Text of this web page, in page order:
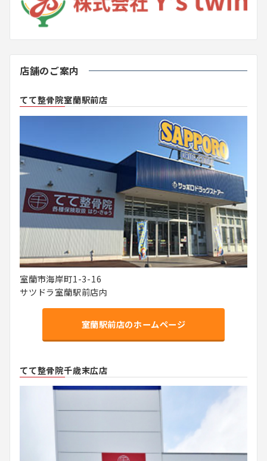
店舗のご案内
てて整骨院室蘭駅前店
室蘭市海岸町1-3-16
サツドラ室蘭駅前店内
室蘭駅前店のホームページ
てて整骨院千歳末広店